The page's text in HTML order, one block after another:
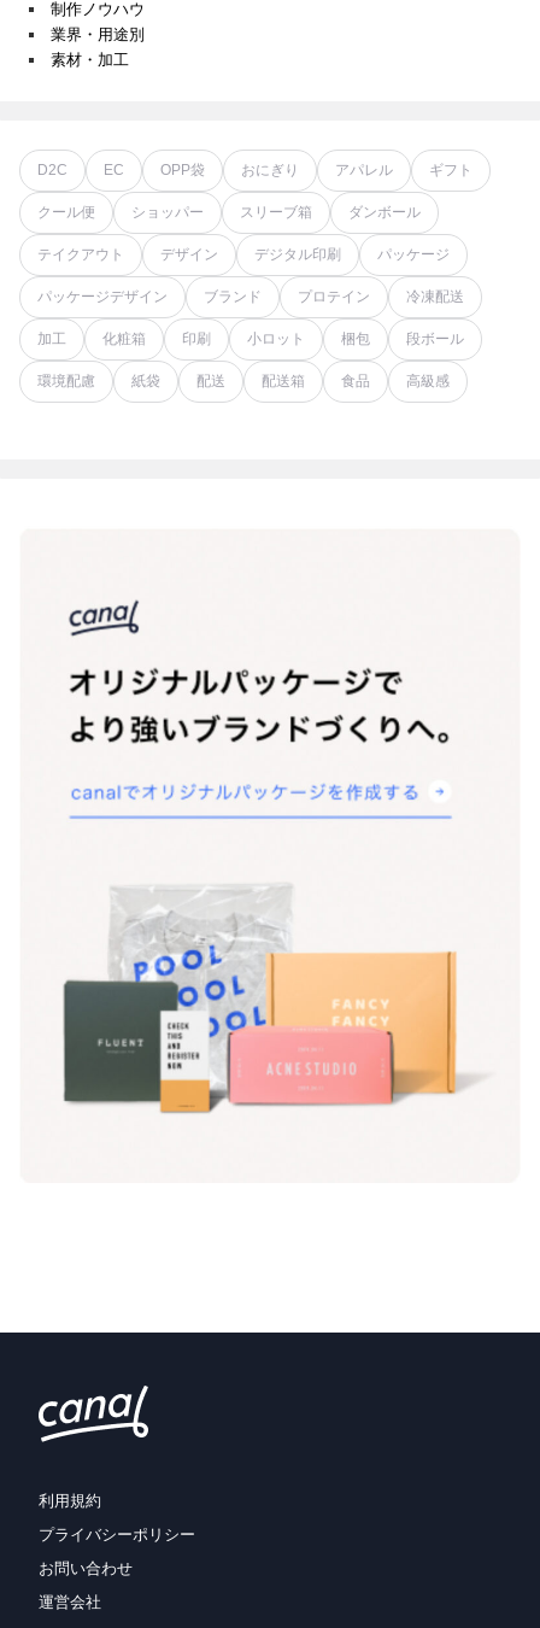
制作ノウハウ
業界・用途別
素材・加工
D2C EC OPP袋 おにぎり アパレル ギフト
クール便 ショッパー スリーブ箱 ダンボール
テイクアウト デザイン デジタル印刷 パッケージ
パッケージデザイン ブランド プロテイン 冷凍配送
加工 化粧箱 印刷 小ロット 梱包 段ボール
環境配慮 紙袋 配送 配送箱 食品 高級感
利用規約
プライバシーポリシー
お問い合わせ
運営会社